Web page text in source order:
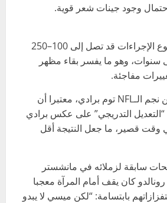
وجود جينات شعر قوية.
ويقدر الجراح أن مجموع الإجراءات قد تصل إلى 100–250
سنوات، وهو ما يفسر بقاء مظهر
مفاجئة.
ويقارن ليفين بينه وبين نجم الـNFL توم برادي، معتبرا أن
“التعديل التدريجي” على عكس برادي
وقت قصير، ما جعل النتيجة أقل
سابقة لزملائه في مانشستر
رونالدو كان يقف أمام المرآة معجبا
بابتسامة: “لكن ميسي لا يبدو